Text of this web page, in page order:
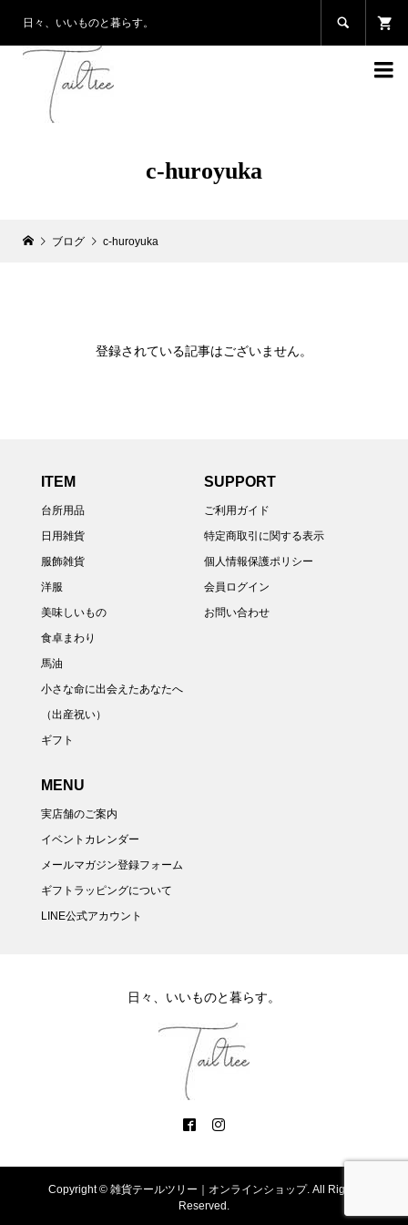
日々、いいものと暮らす。 

c-huroyuka
ブログ c-huroyuka
登録されている記事はございません。
ITEM
台所用品
日用雑貨
服飾雑貨
洋服
美味しいもの
食卓まわり
馬油
小さな命に出会えたあなたへ
（出産祝い）
ギフト
SUPPORT
ご利用ガイド
特定商取引に関する表示
個人情報保護ポリシー
会員ログイン
お問い合わせ
MENU
実店舗のご案内
イベントカレンダー
メールマガジン登録フォーム
ギフトラッピングについて
LINE公式アカウント
日々、いいものと暮らす。
Copyright © 雑貨テールツリー｜オンラインショップ. All Rights
Reserved.